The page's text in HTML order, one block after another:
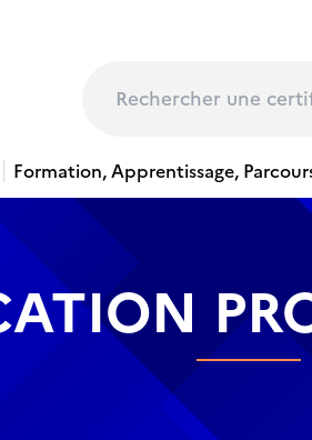
Formation, Apprentissage,